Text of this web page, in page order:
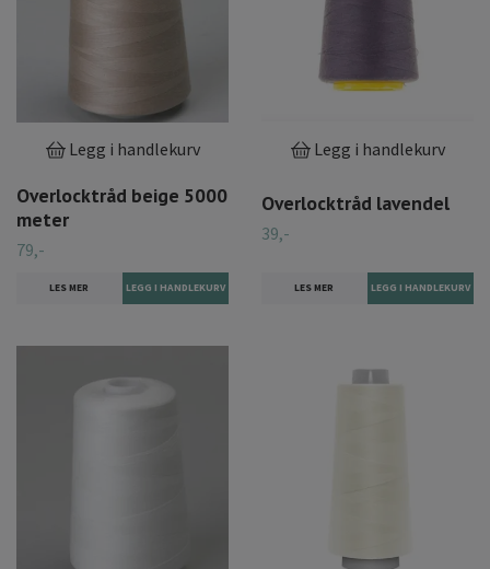
Legg i handlekurv
Overlocktråd beige 5000
meter
79,-
LES MER
Legg i handlekurv
Overlocktråd lavendel
39,-
LES MER